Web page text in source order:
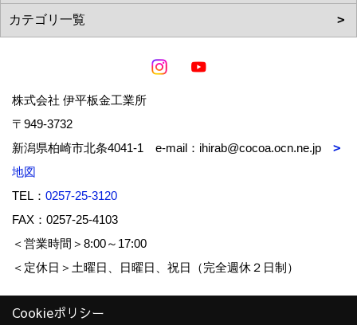
株式会社 伊平板金工業所
〒949-3732
新潟県柏崎市北条4041-1 e-mail：ihirab@cocoa.ocn.ne.jp
地図
TEL： 0257-25-3120
FAX：0257-25-4103
＜営業時間＞8:00～17:00
＜定休日＞土曜日、日曜日、祝日（完全週休２日制）
Cookieポリシー